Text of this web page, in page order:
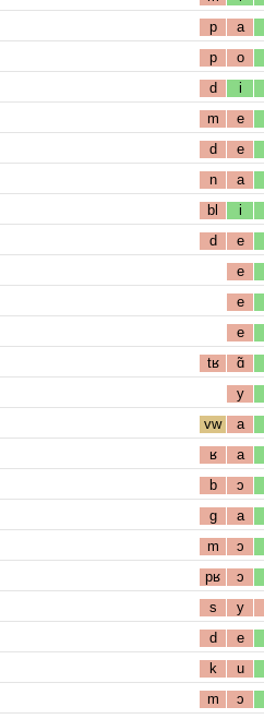
p a
p o
d i
m e
d e
n a
bl i
d e
e
e
e
tʁ ɑ̃
y
vw a
ʁ a
b ɔ
g a
m ɔ
pʁ ɔ
s y
d e
k u
m ɔ